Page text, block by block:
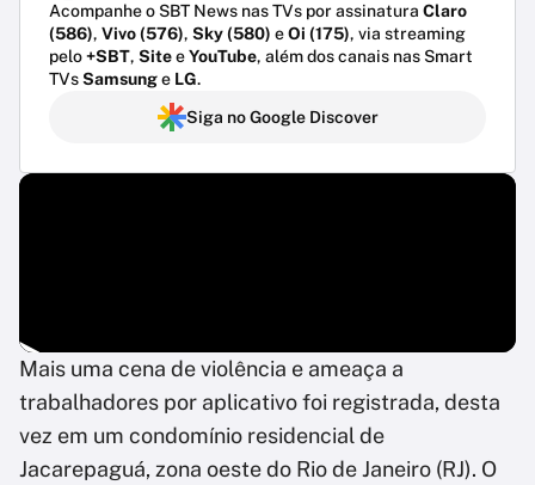
Acompanhe o SBT News nas TVs por assinatura Claro
(586), Vivo (576), Sky (580) eOi (175), via streaming
pelo+SBT, SiteeYouTube, além dos canais nas Smart
TVsSamsunge LG.
Siga no Google Discover
Mais uma cena de violência e ameaça a
trabalhadores por aplicativo foi registrada, desta
vez em um condomínio residencial de
Jacarepaguá, zona oeste do Rio de Janeiro (RJ). O